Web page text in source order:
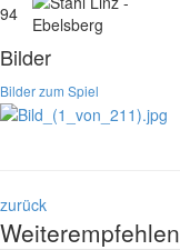
94
Bilder
Bilder zum Spiel
zurück
Weiterempfehlen